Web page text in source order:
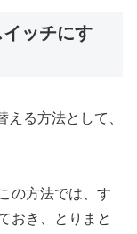
ッチにす
る方法として、
の方法では、す
おき、とりまと